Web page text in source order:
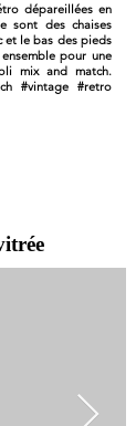
dépareillées en
sont des chaises
et le bas des pieds
pour une
mix and match.
#vintage #retro